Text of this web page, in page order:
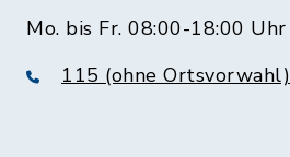
Mo. bis Fr. 08:00-18:00 Uhr
115 (ohne Ortsvorwahl)